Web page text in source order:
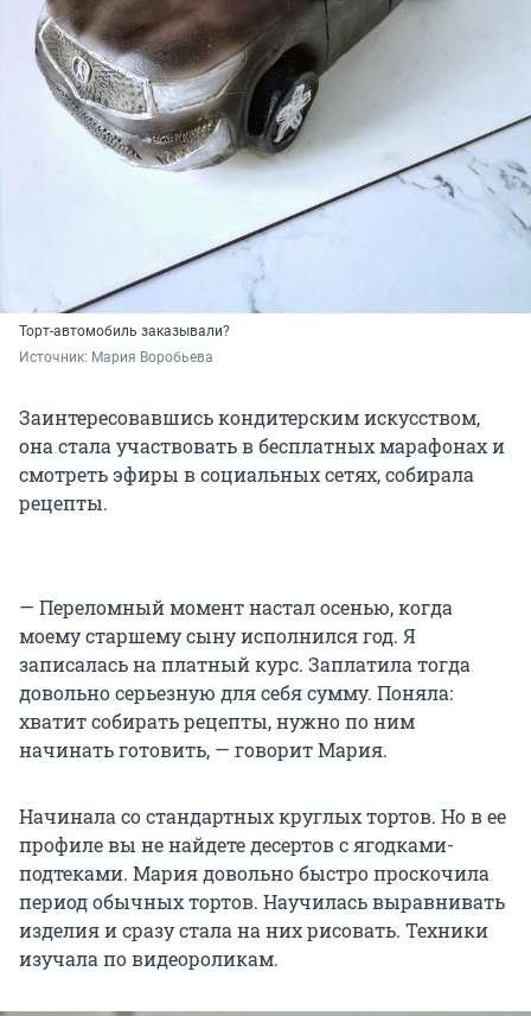
Торт-автомобиль заказывали?
Источник: Мария Воробьева
Заинтересовавшись кондитерским искусством,
она стала участвовать в бесплатных марафонах и
смотреть эфиры в социальных сетях, собирала
рецепты.
— Переломный момент настал осенью, когда
моему старшему сыну исполнился год. Я
записалась на платный курс. Заплатила тогда
довольно серьезную для себя сумму. Поняла:
хватит собирать рецепты, нужно по ним
начинать готовить, — говорит Мария.
Начинала со стандартных круглых тортов. Но в ее
профиле вы не найдете десертов с ягодками-
подтеками. Мария довольно быстро проскочила
период обычных тортов. Научилась выравнивать
изделия и сразу стала на них рисовать. Техники
изучала по видеороликам.